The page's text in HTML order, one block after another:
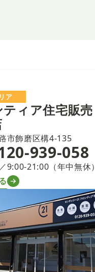
ア
ティア住宅販売
市飾磨区構4-135
939-058
9:00-21:00（年中無休）